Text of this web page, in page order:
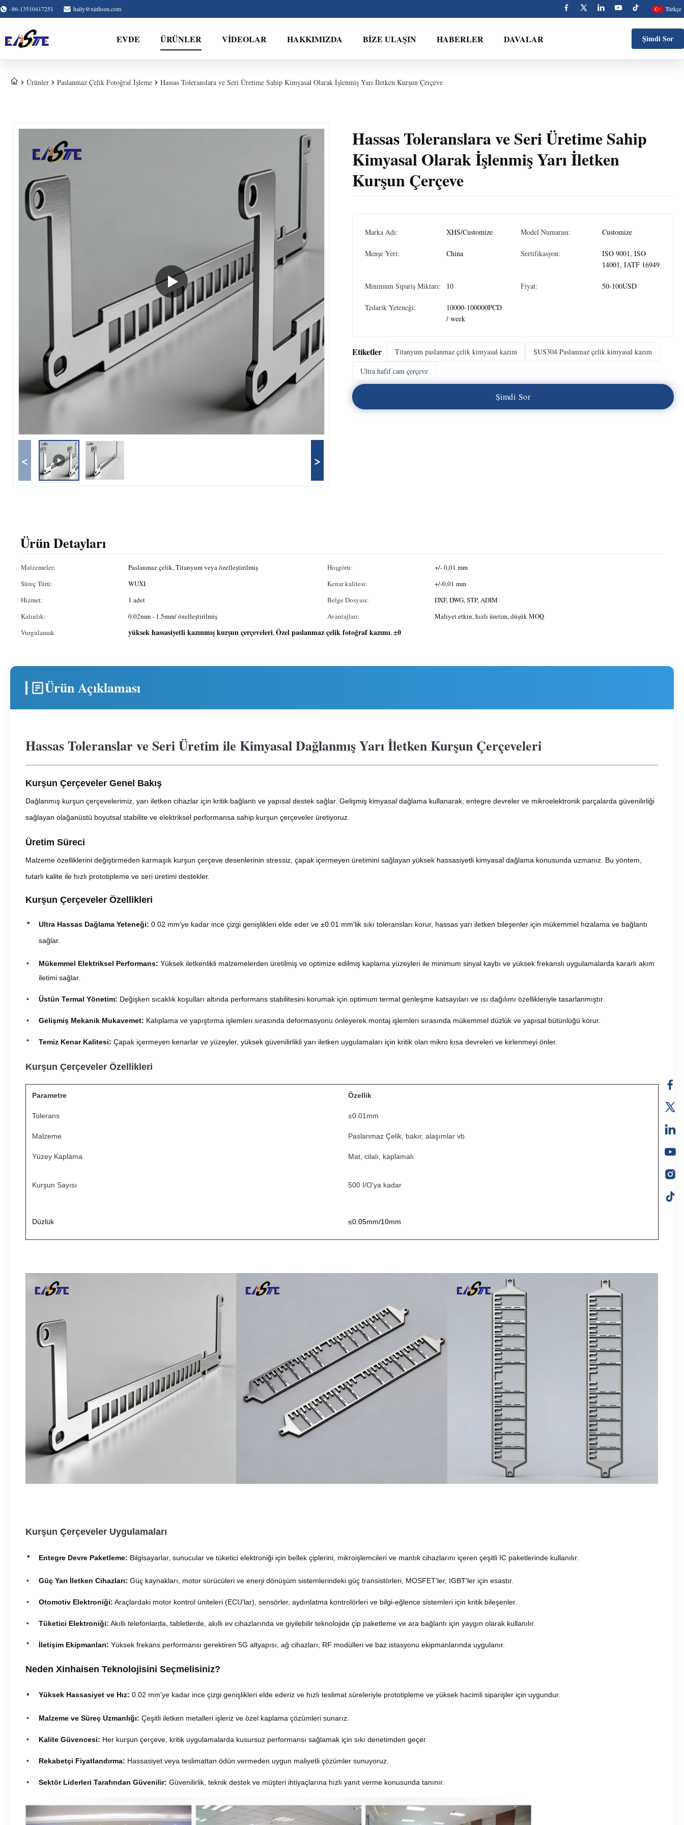
-86-13510417251 haily@xinhsen.com Türkçe
EVDE ÜRÜNLER VİDEOLAR HAKKIMIZDA BIZE ULAŞIN HABERLER DAVALAR Şimdi Sor
Ürünler Paslanmaz Çelik Fotoğraf İşleme Hassas Toleranslara ve Seri Üretime Sahip Kimyasal Olarak İşlenmiş Yarı İletken Kurşun Çerçeve
< >
Hassas Toleranslara ve Seri Üretime Sahip
Kimyasal Olarak İşlenmiş Yarı İletken
Kurşun Çerçeve
Marka Adı: XHS/Customize Model Numarası: Customize
Menşe Yeri: China Sertifikasyon:
ISO 9001, ISO
14001, IATF 16949
Minimum Sipariş Miktarı: 10 Fiyat: 50-100USD
Tedarik Yeteneği:
10000-100000PCD
/ week
Etiketler Titanyum paslanmaz çelik kimyasal kazım
SUS304 Paslanmaz çelik kimyasal kazım
Ultra hafif cam çerçeve
Şimdi Sor
Ürün Detayları
Malzemeler: Paslanmaz çelik, Titanyum veya özelleştirilmiş Hoşgörü:
+/- 0,01 mm
Süreç Türü:
WUXI Kenar kalitesi:
+/-0,01 mm
Hizmet:
1 adet Belge Dosyası:
DXF, DWG, STP, ADIM
Kalınlık:
0.02mm - 1.5mm/ özelleştirilmiş Avantajları:
Maliyet etkin, hızlı üretim, düşük MOQ
Vurgulamak
yüksek hassasiyetli kazınmış kurşun çerçeveleri,Özel paslanmaz çelik fotoğraf kazımı,±0
Ürün Açıklaması
Hassas Toleranslar ve Seri Üretim ile Kimyasal Dağlanmış Yarı İletken Kurşun Çerçeveleri
Kurşun Çerçeveler Genel Bakış
Dağlanmış kurşun çerçevelerimiz, yarı iletken cihazlar için kritik bağlantı ve yapısal destek sağlar. Gelişmiş kimyasal dağlama kullanarak, entegre devreler ve mikroelektronik parçalarda güvenilirliği
sağlayan olağanüstü boyutsal stabilite ve elektriksel performansa sahip kurşun çerçeveler üretiyoruz.
Üretim Süreci
Malzeme özelliklerini değiştirmeden karmaşık kurşun çerçeve desenlerinin stressiz, çapak içermeyen üretimini sağlayan yüksek hassasiyetli kimyasal dağlama konusunda uzmanız. Bu yöntem,
tutarlı kalite ile hızlı prototipleme ve seri üretimi destekler.
Kurşun Çerçeveler Özellikleri
Ultra Hassas Dağlama Yeteneği: 0.02 mm'ye kadar ince çizgi genişlikleri elde eder ve ±0.01 mm'lik sıkı toleransları korur, hassas yarı iletken bileşenler için mükemmel hizalama ve bağlantı
sağlar.
Mükemmel Elektriksel Performans: Yüksek iletkenlikli malzemelerden üretilmiş ve optimize edilmiş kaplama yüzeyleri ile minimum sinyal kaybı ve yüksek frekanslı uygulamalarda kararlı akım
iletimi sağlar.
Üstün Termal Yönetim: Değişken sıcaklık koşulları altında performans stabilitesini korumak için optimum termal genleşme katsayıları ve ısı dağılımı özellikleriyle tasarlanmıştır.
Gelişmiş Mekanik Mukavemet: Kalıplama ve yapıştırma işlemleri sırasında deformasyonu önleyerek montaj işlemleri sırasında mükemmel düzlük ve yapısal bütünlüğü korur.
Temiz Kenar Kalitesi: Çapak içermeyen kenarlar ve yüzeyler, yüksek güvenilirlikli yarı iletken uygulamaları için kritik olan mikro kısa devreleri ve kirlenmeyi önler.
Kurşun Çerçeveler Özellikleri
Parametre Özellik
Tolerans ±0.01mm
Malzeme Paslanmaz Çelik, bakır, alaşımlar vb.
Yüzey Kaplama Mat, cilalı, kaplamalı
Kurşun Sayısı 500 I/O'ya kadar
Düzlük ≤0.05mm/10mm
Kurşun Çerçeveler Uygulamaları
Entegre Devre Paketleme: Bilgisayarlar, sunucular ve tüketici elektroniği için bellek çiplerini, mikroişlemcileri ve mantık cihazlarını içeren çeşitli IC paketlerinde kullanılır.
Güç Yarı İletken Cihazları: Güç kaynakları, motor sürücüleri ve enerji dönüşüm sistemlerindeki güç transistörleri, MOSFET'ler, IGBT'ler için esastır.
Otomotiv Elektroniği: Araçlardaki motor kontrol üniteleri (ECU'lar), sensörler, aydınlatma kontrolörleri ve bilgi-eğlence sistemleri için kritik bileşenler.
Tüketici Elektroniği: Akıllı telefonlarda, tabletlerde, akıllı ev cihazlarında ve giyilebilir teknolojide çip paketleme ve ara bağlantı için yaygın olarak kullanılır.
İletişim Ekipmanları: Yüksek frekans performansı gerektiren 5G altyapısı, ağ cihazları, RF modülleri ve baz istasyonu ekipmanlarında uygulanır.
Neden Xinhaisen Teknolojisini Seçmelisiniz?
Yüksek Hassasiyet ve Hız: 0.02 mm'ye kadar ince çizgi genişlikleri elde ederiz ve hızlı teslimat süreleriyle prototipleme ve yüksek hacimli siparişler için uygundur.
Malzeme ve Süreç Uzmanlığı: Çeşitli iletken metalleri işleriz ve özel kaplama çözümleri sunarız.
Kalite Güvencesi: Her kurşun çerçeve, kritik uygulamalarda kusursuz performansı sağlamak için sıkı denetimden geçer.
Rekabetçi Fiyatlandırma: Hassasiyet veya teslimattan ödün vermeden uygun maliyetli çözümler sunuyoruz.
Sektör Liderleri Tarafından Güvenilir: Güvenilirlik, teknik destek ve müşteri ihtiyaçlarına hızlı yanıt verme konusunda tanınır.